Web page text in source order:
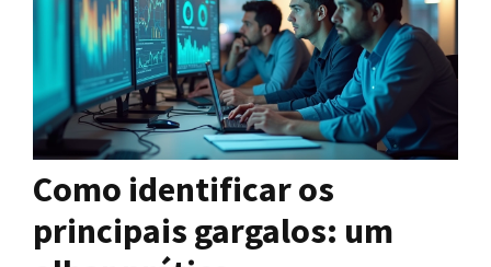
Como identificar os
principais gargalos: um